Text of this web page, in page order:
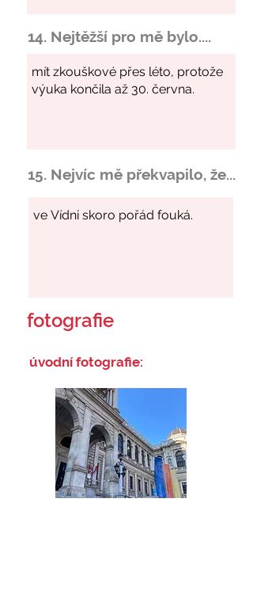
14. Nejtěžší pro mě bylo....
15. Nejvíc mě překvapilo, že...
fotografie
úvodní fotografie: